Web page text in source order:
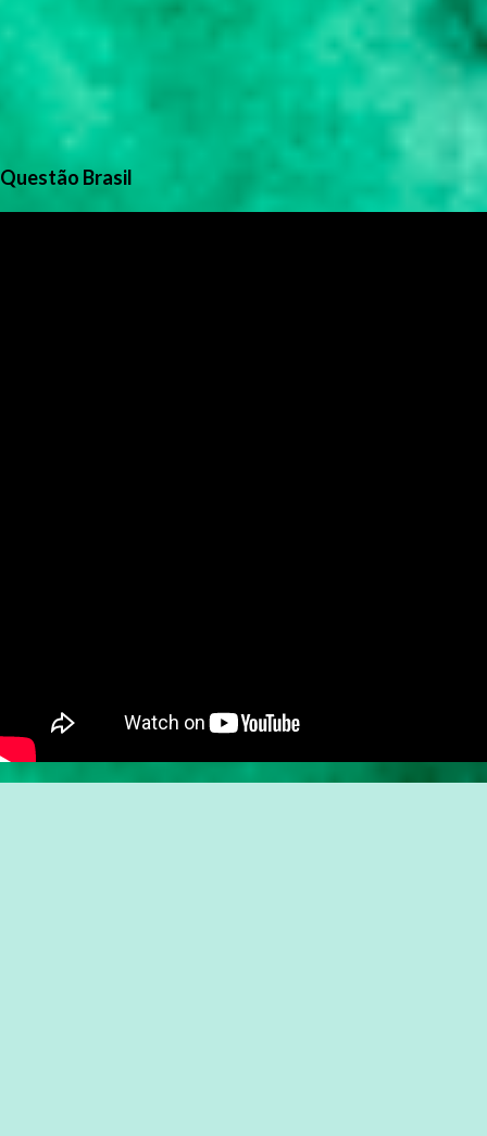
Questão Brasil